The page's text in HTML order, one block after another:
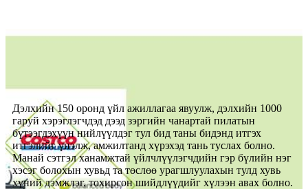
Дэлхийн 150 оронд үйл ажиллагаа явуулж, дэлхийн 1000
гаруй хэрэглэгчдэд дээд зэргийн чанартай пилатын
бүтээгдэхүүн нийлүүлдэг тул бид таны бидэнд итгэх
итгэлийг үнэлж, амжилтанд хүрэхэд тань туслах болно.
Манай сэтгэл ханамжтай үйлчлүүлэгчдийн гэр бүлийн нэг
хэсэг болохын хувьд та төслөө урагшлуулахын тулд хувь
хүний ​​дэмжлэг, тохирсон шийдлүүдийг хүлээн авах болно.